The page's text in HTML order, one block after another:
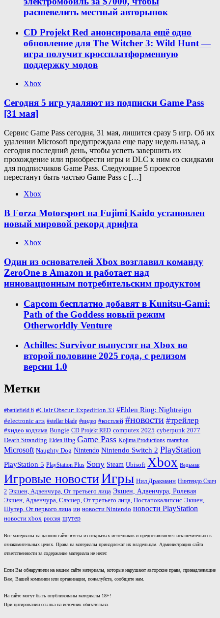
расшевелить местный авторынок
CD Projekt Red анонсировала ещё одно
обновление для The Witcher 3: Wild Hunt —
игра получит кроссплатформенную
поддержку модов
Xbox
Сегодня 5 игр удаляют из подписки Game Pass
[31 мая]
Сервис Game Pass сегодня, 31 мая, лишится сразу 5 игр. Об их
удалении Microsoft предупреждала еще пару недель назад, а
сегодня последний день, чтобы успеть завершить их
прохождение или приобрести игры и DLC к ним со скидками
для подписчиков Game Pass. Следующие 5 проектов
перестанут быть частью Game Pass с […]
Xbox
В Forza Motorsport на Fujimi Kaido установлен
новый мировой рекорд дрифта
Xbox
Один из основателей Xbox возглавил команду
ZeroOne в Amazon и работает над
инновационным потребительским продуктом
Capcom бесплатно добавят в Kunitsu-Gami:
Path of the Goddess новый режим
Otherworldly Venture
Achilles: Survivor выпустят на Xbox во
второй половине 2025 года, с релизом
версии 1.0
Метки
#battlefield 6 #Clair Obscur: Expedition 33 #Elden Ring: Nightreign
#electronic arts #stellar blade #видео #косплей #новости #трейлер
#хидео кодзима Bungie CD Projekt RED computex 2025 cyberpunk 2077
Death Stranding Elden Ring Game Pass Kojima Productions marathon
Microsoft Naughty Dog Nintendo Nintendo Switch 2 PlayStation
PlayStation 5 PlayStation Plus Sony Steam Ubisoft Xbox Ведьмак
Игровые новостиИгры Нил Дракманн Нинтендо Свич
2 Экшен, Адвенчура, От третьего лица Экшен, Адвенчура, Ролевая
Экшен, Адвенчура, Слэшер, От третьего лица, Постапокалипсис Экшен,
Шутер, От первого лица ии новости Nintendo новости PlayStation
новости xbox россия шутер
Все материалы на данном сайте взяты из открытых источников и предоставляются исключительно в
ознакомительных целях. Права на материалы принадлежат их владельцам. Администрация сайта
ответственности за содержание материала не несет.
Если Вы обнаружили на нашем сайте материалы, которые нарушают авторские права, принадлежащие
Вам, Вашей компании или организации, пожалуйста, сообщите нам.
На сайте могут быть опубликованы материалы 18+!
При цитировании ссылка на источник обязательна.